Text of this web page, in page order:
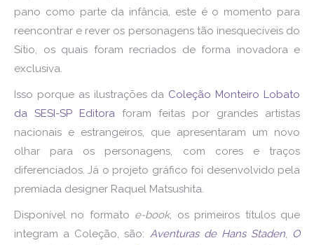
pano como parte da infância, este é o momento para
reencontrar e rever os personagens tão inesquecíveis do
Sítio, os quais foram recriados de forma inovadora e
exclusiva.
Isso porque as ilustrações da Coleção Monteiro Lobato
da SESI-SP Editora foram feitas por grandes artistas
nacionais e estrangeiros, que apresentaram um novo
olhar para os personagens, com cores e traços
diferenciados. Já o projeto gráfico foi desenvolvido pela
premiada designer Raquel Matsushita.
Disponível no formato e-book, os primeiros títulos que
integram a Coleção, são: Aventuras de Hans Staden, O